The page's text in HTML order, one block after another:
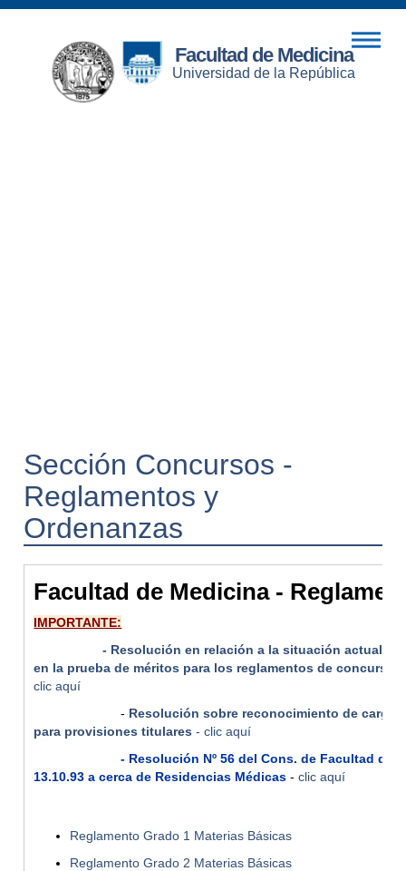
Facultad de Medicina
Universidad de la República
Sección Concursos -
Reglamentos y
Ordenanzas
Facultad de Medicina -
IMPORTANTE:
- Resolución en relación a la situación actual de
en la prueba de méritos para los reglamentos de concurso
clic aquí
- Resolución sobre reconocimiento de
para provisiones titulares - clic aquí
- Resolución Nº 56 del Cons. de Facultad de
13.10.93 a cerca de Residencias Médicas -clic aquí
Reglamento Grado 1 Materias Básicas
Reglamento Grado 2 Materias Básicas